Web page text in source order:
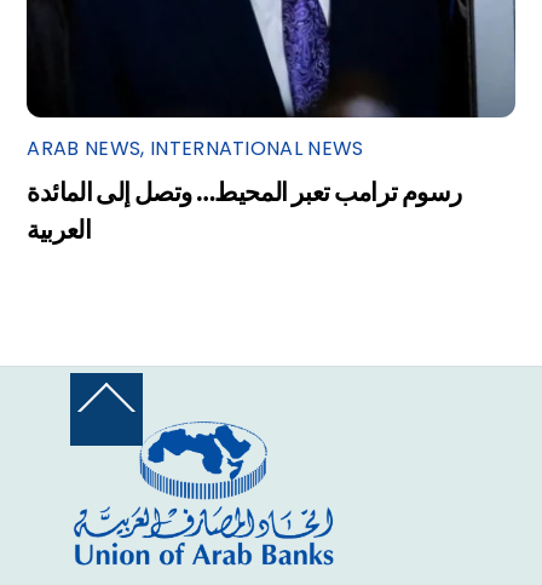
ARAB NEWS, INTERNATIONAL NEWS
رسوم ترامب تعبر المحيط… وتصل إلى المائدة
العربية
Back
Top